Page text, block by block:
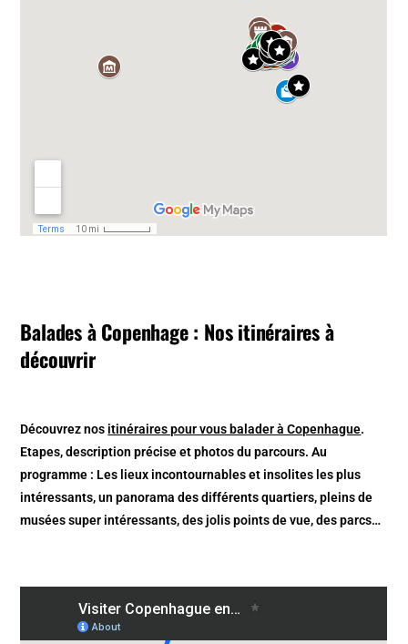
Balades à Copenhage : Nos itinéraires à
découvrir
Découvrez nos itinéraires pour vous balader à Copenhague.
Etapes, description précise et photos du parcours. Au
programme : Les lieux incontournables et insolites les plus
intéressants, un panorama des différents quartiers, pleins de
musées super intéressants, des jolis points de vue, des parcs…